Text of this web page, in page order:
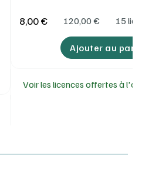
8,00 € 120,00 € 15
Ajouter au
Voir les licences offertes à